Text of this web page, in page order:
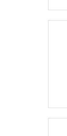
minimizando
seu
responsável
horas,
contar com
encontrar
serviço de
de alta
com o intuito
clientes
planos,